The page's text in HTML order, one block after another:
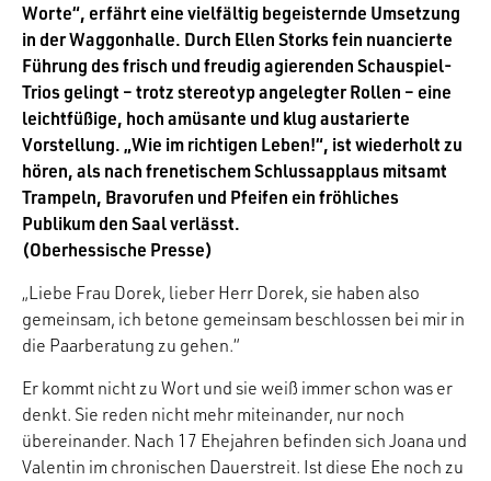
Worte“, erfährt eine vielfältig begeisternde Umsetzung
in der Waggonhalle. Durch Ellen Storks fein nuancierte
Führung des frisch und freudig agierenden Schauspiel-
Trios gelingt – trotz stereotyp angelegter Rollen – eine
leichtfüßige, hoch amüsante und klug austarierte
Vorstellung. „Wie im richtigen Leben!“, ist wiederholt zu
hören, als nach frenetischem Schlussapplaus mitsamt
Trampeln, Bravorufen und Pfeifen ein fröhliches
Publikum den Saal verlässt.
(Oberhessische Presse)
„Liebe Frau Dorek, lieber Herr Dorek, sie haben also
gemeinsam, ich betone gemeinsam beschlossen bei mir in
die Paarberatung zu gehen.“
Er kommt nicht zu Wort und sie weiß immer schon was er
denkt. Sie reden nicht mehr miteinander, nur noch
übereinander. Nach 17 Ehejahren befinden sich Joana und
Valentin im chronischen Dauerstreit. Ist diese Ehe noch zu